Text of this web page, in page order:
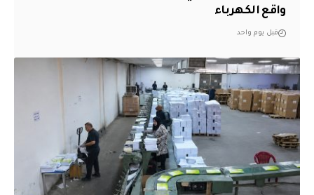
واقع الكهرباء
قبل يوم واحد